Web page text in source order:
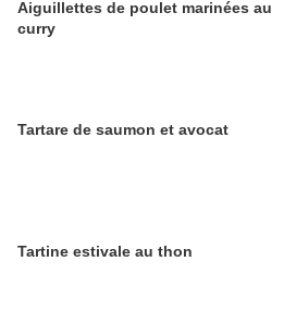
Aiguillettes de poulet marinées au
curry
Tartare de saumon et avocat
Tartine estivale au thon